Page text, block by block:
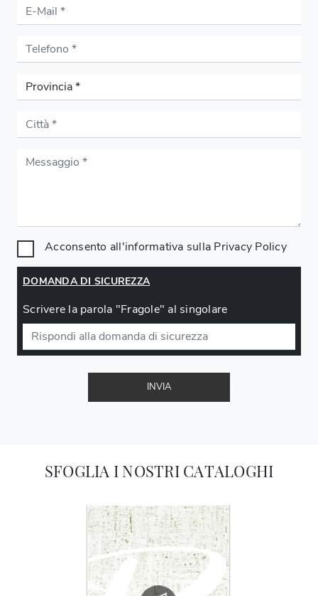
SFOGLIA I NOSTRI CATALOGHI
Acconsento all'informativa sulla Privacy Policy
DOMANDA DI SICUREZZA
Scrivere la parola "Fragole" al singolare
INVIA